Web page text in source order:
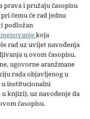
i pružaju časopisu
čemu će rad jednu
podložan
koja
rad uz uvijet navođenja
u ovom časopisu.
ugovorne aranžmane
rada objavljenog u
u institucionalni
knjizi), uz navođenje da
časopisu.